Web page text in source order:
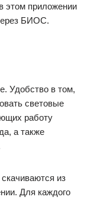
этом приложении
БИОС.
Удобство в том,
световые
работу
а также
из
Для каждого